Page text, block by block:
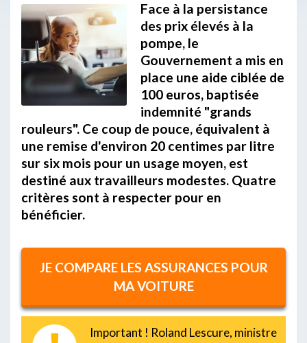
Face à la persistance
des prix élevés à la
pompe, le
Gouvernement a mis en
place une aide ciblée de
100 euros, baptisée
indemnité "grands
rouleurs". Ce coup de pouce, équivalent à
une remise d'environ 20 centimes par litre
sur six mois pour un usage moyen, est
destiné aux travailleurs modestes. Quatre
critères sont à respecter pour en
bénéficier.
JE COMPARE LES ASSURANCES POUR
MA VOITURE
Important ! Roland Lescure, ministre